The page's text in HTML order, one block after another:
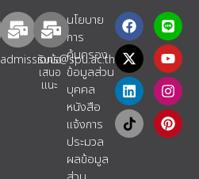
admissions@spu.ac.th
รับข้อ
เสนอ
แนะ​
นโยบาย
การ
คุ้มครอง
ข้อมูลส่วน
บุคคล
หนังสือ
แจ้งการ
ประมวล
ผลข้อมูล